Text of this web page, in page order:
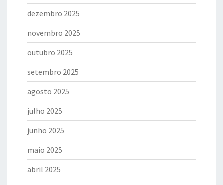
dezembro 2025
novembro 2025
outubro 2025
setembro 2025
agosto 2025
julho 2025
junho 2025
maio 2025
abril 2025